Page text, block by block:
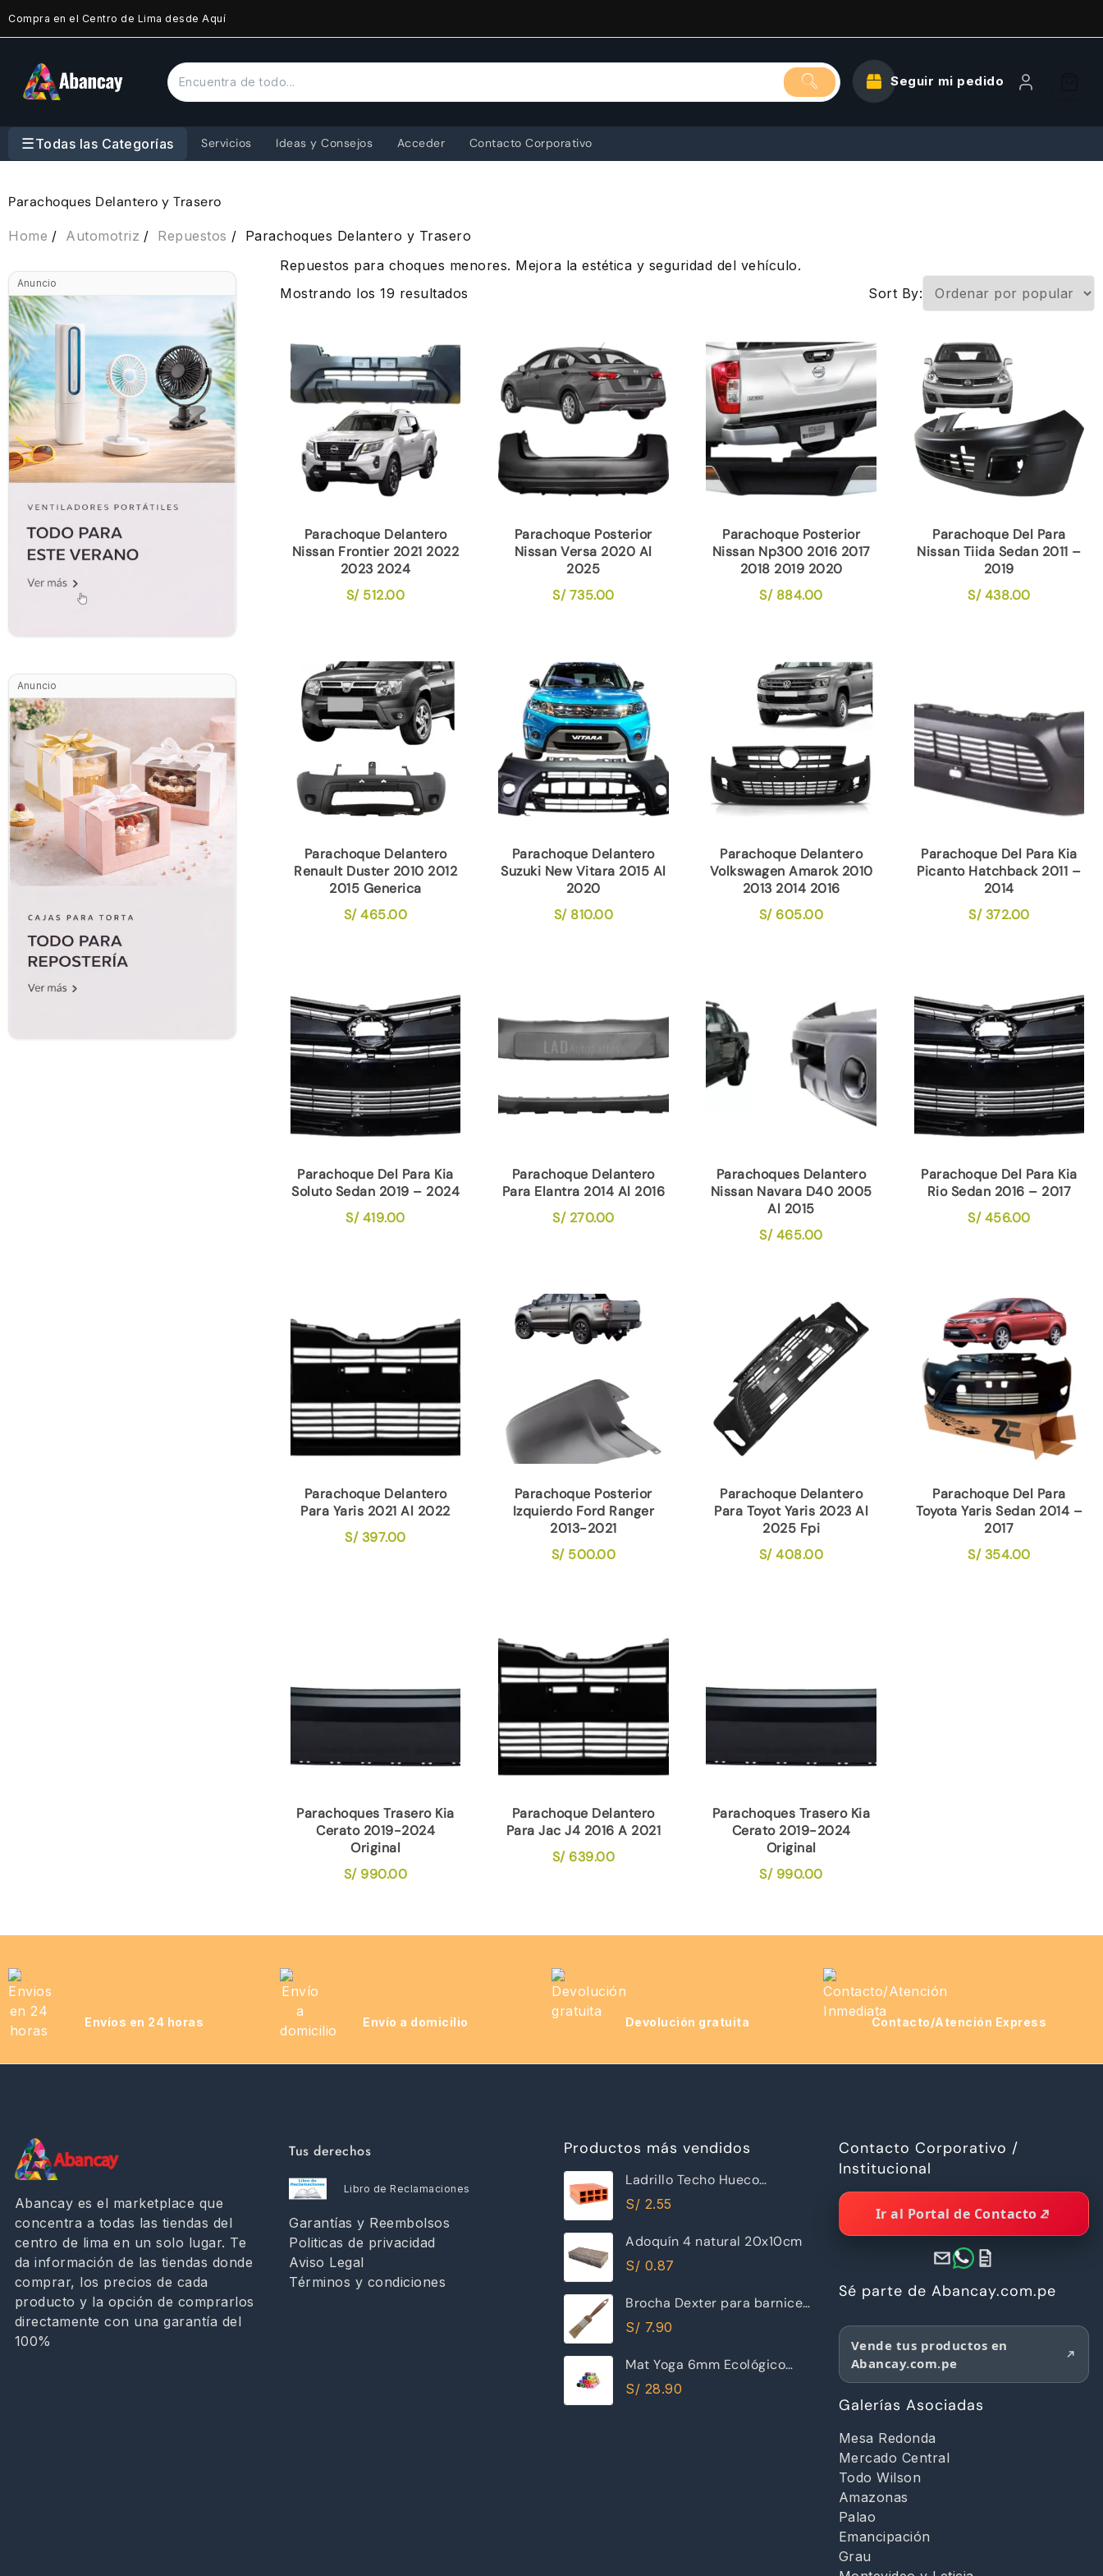
Compra en el Centro de Lima desde Aquí
Seguir mi pedido
☰Todas las Categorías Servicios Ideas y Consejos Acceder Contacto Corporativo
Parachoques Delantero y Trasero
Home Automotriz Repuestos Parachoques Delantero y Trasero
Anuncio
Anuncio
Repuestos para choques menores. Mejora la estética y seguridad del vehículo.
Mostrando los 19 resultados
Sort By:
Parachoque Delantero
Nissan Frontier 2021 2022
2023 2024
S/512.00
Parachoque Posterior
Nissan Versa 2020 Al
2025
S/735.00
Parachoque Posterior
Nissan Np300 2016 2017
2018 2019 2020
S/884.00
Parachoque Del Para
Nissan Tiida Sedan 2011 –
2019
S/438.00
Parachoque Delantero
Renault Duster 2010 2012
2015 Generica
S/465.00
Parachoque Delantero
Suzuki New Vitara 2015 Al
2020
S/810.00
Parachoque Delantero
Volkswagen Amarok 2010
2013 2014 2016
S/605.00
Parachoque Del Para Kia
Picanto Hatchback 2011 –
2014
S/372.00
Parachoque Del Para Kia
Soluto Sedan 2019 – 2024
S/419.00
Parachoque Delantero
Para Elantra 2014 Al 2016
S/270.00
Parachoques Delantero
Nissan Navara D40 2005
Al 2015
S/465.00
Parachoque Del Para Kia
Rio Sedan 2016 – 2017
S/456.00
Parachoque Delantero
Para Yaris 2021 Al 2022
S/397.00
Parachoque Posterior
Izquierdo Ford Ranger
2013-2021
S/500.00
Parachoque Delantero
Para Toyot Yaris 2023 Al
2025 Fpi
S/408.00
Parachoque Del Para
Toyota Yaris Sedan 2014 –
2017
S/354.00
Parachoques Trasero Kia
Cerato 2019-2024
Original
S/990.00
Parachoque Delantero
Para Jac J4 2016 A 2021
S/639.00
Parachoques Trasero Kia
Cerato 2019-2024
Original
S/990.00
Envíos en 24 horas Envío a domicilio Devolución gratuita Contacto/Atención Express
Abancay es el marketplace que
concentra a todas las tiendas del
centro de lima en un solo lugar. Te
da información de las tiendas donde
comprar, los precios de cada
producto y la opción de comprarlos
directamente con una garantía del
100%
Tus derechos
Libro de Reclamaciones
Garantías y Reembolsos
Politicas de privacidad
Aviso Legal
Términos y condiciones
Productos más vendidos
Ladrillo Techo Hueco
12x30x30cm Raya Piramide
S/ 2.55
Adoquín 4 natural 20x10cm
S/ 0.87
Brocha Dexter para barnices
30mm
S/ 7.90
Mat Yoga 6mm Ecológico
Excelente Calidad
S/ 28.90
Contacto Corporativo /
Institucional
Ir al Portal de Contacto
Sé parte de Abancay.com.pe
Vende tus productos en
Abancay.com.pe
Galerías Asociadas
Mesa Redonda
Mercado Central
Todo Wilson
Amazonas
Palao
Emancipación
Grau